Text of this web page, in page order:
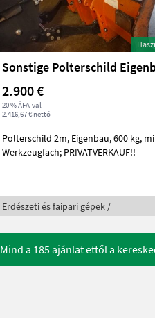
2.900 €
20 % ÁFA-val
2.416,67 € nettó
Polterschild 2m, Eigenbau, 600 kg,
Werkzeugfach; PRIVATVERKAUF!!
Erdészeti és faipari gépek /
Mind a 185 ajánlat ettől a